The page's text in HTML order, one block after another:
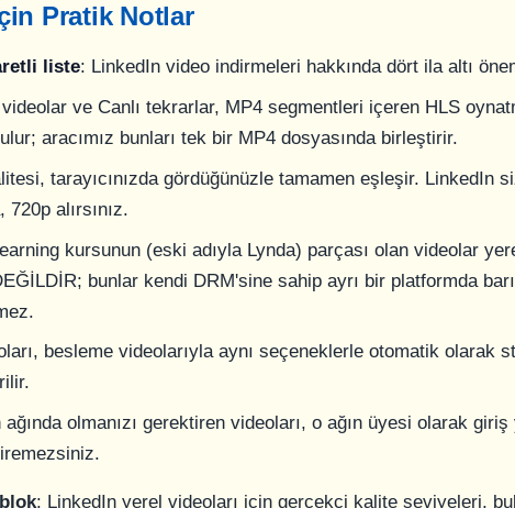
Pratik Notlar
liste: LinkedIn video indirmeleri hakkında dört ila altı
ve Canlı tekrarlar, MP4 segmentleri içeren HLS
aracımız bunları tek bir MP4 dosyasında birleştirir.
tarayıcınızda gördüğünüzle tamamen eşleşir. LinkedIn
alırsınız.
kursunun (eski adıyla Lynda) parçası olan videolar
bunlar kendi DRM'sine sahip ayrı bir platformda
besleme videolarıyla aynı seçeneklerle otomatik olarak
ağında olmanızı gerektiren videoları, o ağın üyesi olarak giriş
: LinkedIn yerel videoları için gerçekçi kalite seviyeleri,